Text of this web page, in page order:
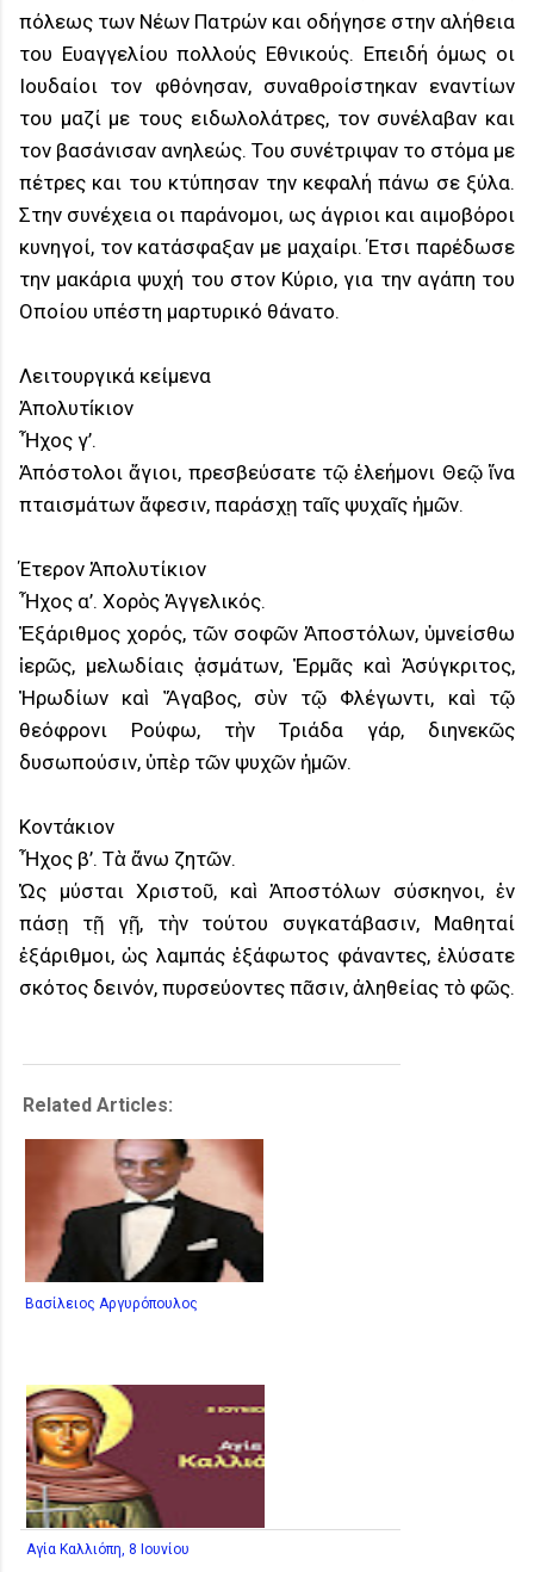
πόλεως των Νέων Πατρών και οδήγησε στην αλήθεια
του Ευαγγελίου πολλούς Εθνικούς. Επειδή όμως οι
Ιουδαίοι τον φθόνησαν, συναθροίστηκαν εναντίων
του μαζί με τους ειδωλολάτρες, τον συνέλαβαν και
τον βασάνισαν ανηλεώς. Του συνέτριψαν το στόμα με
πέτρες και του κτύπησαν την κεφαλή πάνω σε ξύλα.
Στην συνέχεια οι παράνομοι, ως άγριοι και αιμοβόροι
κυνηγοί, τον κατάσφαξαν με μαχαίρι. Έτσι παρέδωσε
την μακάρια ψυχή του στον Κύριο, για την αγάπη του
Οποίου υπέστη μαρτυρικό θάνατο.
Λειτουργικά κείμενα
Ἀπολυτίκιον
Ἦχος γ’.
Ἀπόστολοι ἅγιοι, πρεσβεύσατε τῷ ἐλεήμονι Θεῷ ἵνα
πταισμάτων ἄφεσιν, παράσχῃ ταῖς ψυχαῖς ἡμῶν.
Έτερον Ἀπολυτίκιον
Ἦχος α’. Χορὸς Ἀγγελικός.
Ἐξάριθμος χορός, τῶν σοφῶν Ἀποστόλων, ὑμνείσθω
ἱερῶς, μελωδίαις ᾀσμάτων, Ἐρμᾶς καὶ Ἀσύγκριτος,
Ἠρωδίων καὶ Ἄγαβος, σὺν τῷ Φλέγωντι, καὶ τῷ
θεόφρονι Ρούφω, τὴν Τριάδα γάρ, διηνεκῶς
δυσωπούσιν, ὑπὲρ τῶν ψυχῶν ἠμῶν.
Κοντάκιον
Ἦχος β’. Τὰ ἄνω ζητῶν.
Ὡς μύσται Χριστοῦ, καὶ Ἀποστόλων σύσκηνοι, ἐν
πάσῃ τῇ γῇ, τὴν τούτου συγκατάβασιν, Μαθηταί
ἑξάριθμοι, ὡς λαμπάς ἑξάφωτος φάναντες, ἐλύσατε
σκότος δεινόν, πυρσεύοντες πᾶσιν, ἀληθείας τὸ φῶς.
Related Articles:
Βασίλειος Αργυρόπουλος
Αγία Καλλιόπη, 8 Ιουνίου